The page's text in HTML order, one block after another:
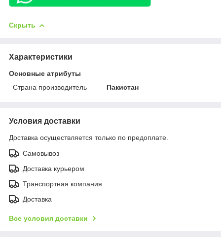
Скрыть
Характеристики
Основные атрибуты
Страна производитель
Пакистан
Условия доставки
Доставка осуществляется только по предоплате.
Самовывоз
Доставка курьером
Транспортная компания
Доставка
Все условия доставки